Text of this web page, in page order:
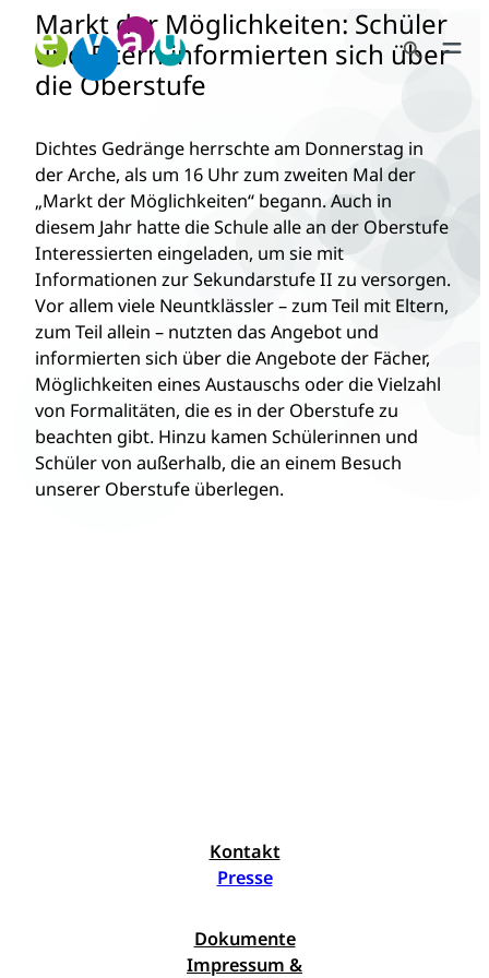
Zum
Inhalt
springen
Search
Search Button
Markt der Möglichkeiten: Schüler
und Eltern informierten sich über
die Oberstufe
Dichtes Gedränge herrschte am Donnerstag in
der Arche, als um 16 Uhr zum zweiten Mal der
„Markt der Möglichkeiten“ begann. Auch in
diesem Jahr hatte die Schule alle an der Oberstufe
Interessierten eingeladen, um sie mit
Informationen zur Sekundarstufe II zu versorgen.
Vor allem viele Neuntklässler – zum Teil mit Eltern,
zum Teil allein – nutzten das Angebot und
informierten sich über die Angebote der Fächer,
Möglichkeiten eines Austauschs oder die Vielzahl
von Formalitäten, die es in der Oberstufe zu
beachten gibt. Hinzu kamen Schülerinnen und
Schüler von außerhalb, die an einem Besuch
unserer Oberstufe überlegen.
Kontakt
Presse
Dokumente
Impressum &